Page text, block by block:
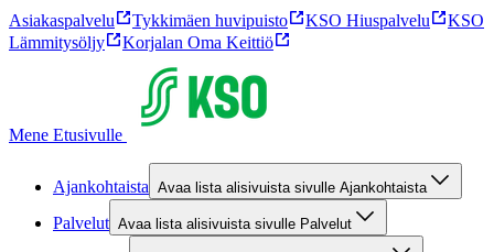
Asiakaspalvelu Tykkimäen huvipuisto KSO Hiuspalvelu
KSO
Lämmitysöljy
Korjalan Oma Keittiö
Mene Etusivulle
Ajankohtaista Avaa lista alisivuista sivulle Ajankohtaista
Palvelut Avaa lista alisivuista sivulle Palvelut